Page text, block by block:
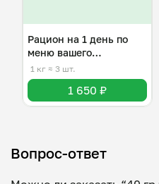
Рацион на 1 день по
меню вашего
нутрициолога
1 кг ≈ 3 шт.
1 650 ₽
Вопрос-ответ